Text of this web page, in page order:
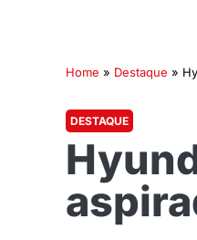
Home » Destaque »
DESTAQUE